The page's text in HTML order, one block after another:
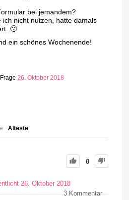
bei jemandem?
ich nicht nutzen, hatte damals
🙁
ein schönes Wochenende!
26. Oktober 2018
Älteste
0
26. Oktober 2018
3Kommentar